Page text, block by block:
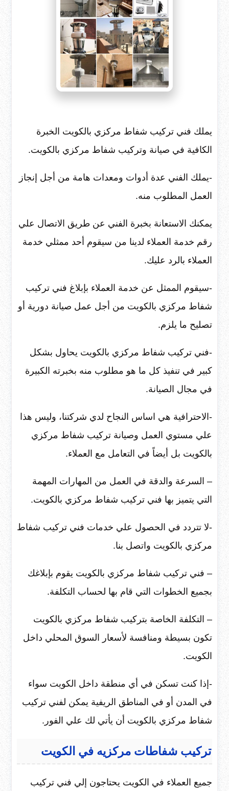
يملك فني تركيب شفاط مركزي بالكويت الخبرة
الكافية في صيانة وتركيب شفاط مركزي بالكويت.
-يملك الفني عدة أدوات ومعدات هامة من أجل إنجاز
العمل المطلوب منه.
يمكنك الاستعانة بخبرة الفني عن طريق الاتصال علي
رقم خدمة العملاء لدينا من سيقوم أحد ممثلي خدمة
العملاء بالرد عليك.
-سيقوم الممثل عن خدمة العملاء بإبلاغ فني تركيب
شفاط مركزي بالكويت من أجل عمل صيانة دورية أو
تصليح ما يلزم.
-فني تركيب شفاط مركزي بالكويت يحاول بشكل
كبير في تنفيذ كل ما هو مطلوب منه بخبرته الكبيرة
في مجال الصيانة.
-الاحترافية هي اساس النجاح لدي شركتنا، وليس هذا
علي مستوي العمل وصيانة تركيب شفاط مركزي
بالكويت بل أيضاً في التعامل مع العملاء.
– السرعة والدقة في العمل من المهارات المهمة
التي يتميز بها فني تركيب شفاط مركزي بالكويت.
-لا تتردد في الحصول علي خدمات فني تركيب شفاط
مركزي بالكويت واتصل بنا.
– فني تركيب شفاط مركزي بالكويت يقوم بإبلاغك
بجميع الخطوات التي قام بها لحساب التكلفة.
– التكلفة الخاصة بتركيب شفاط مركزي بالكويت
تكون بسيطة ومنافسة لأسعار السوق المحلي داخل
الكويت.
-إذا كنت تسكن في أي منطقة داخل الكويت سواء
في المدن أو في المناطق الريفية يمكن لفني تركيب
شفاط مركزي بالكويت أن يأتي لك علي الفور.
تركيب شفاطات مركزيه في الكويت
جميع العملاء في الكويت يحتاجون إلي فني تركيب